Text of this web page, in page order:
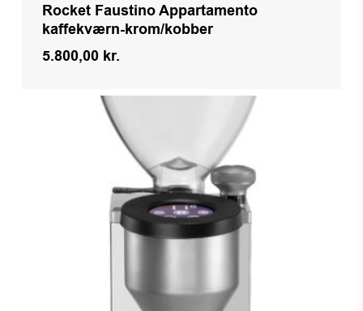
Rocket Faustino Appartamento
kaffekværn-krom/kobber
5.800,00 kr.